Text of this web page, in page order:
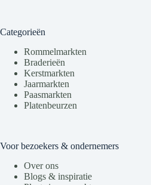
Categorieën
Rommelmarkten
Braderieën
Kerstmarkten
Jaarmarkten
Paasmarkten
Platenbeurzen
Voor bezoekers & ondernemers
Over ons
Blogs & inspiratie